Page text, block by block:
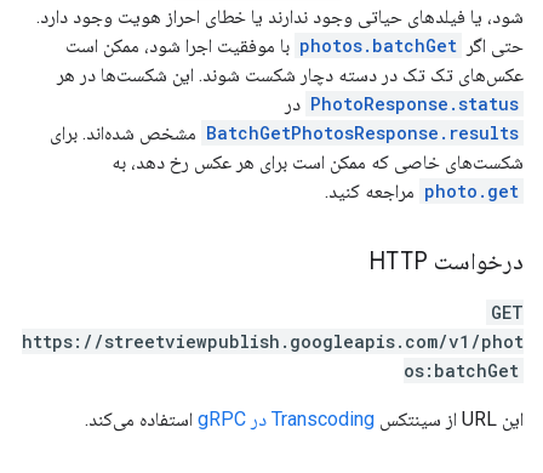
شود، یا فیلدهای حیاتی وجود ندارند یا خطای احراز هویت وجود دارد.
حتی اگر photos.batchGet با موفقیت اجرا شود، ممکن است
عکس‌های تک تک در دسته دچار شکست شوند. این شکست‌ها در هر
PhotoResponse.status در
BatchGetPhotosResponse.results مشخص شده‌اند. برای
شکست‌های خاصی که ممکن است برای هر عکس رخ دهد، به
photo.get مراجعه کنید.
درخواست HTTP
GET
https://streetviewpublish.googleapis.com/v1/phot
os:batchGet
این URL از سینتکس Transcoding در gRPC استفاده می‌کند.